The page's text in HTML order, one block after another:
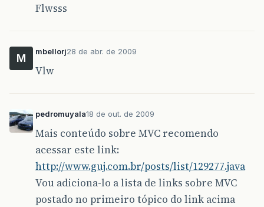
Flwsss
M
mbellorj28 de abr. de 2009
Vlw
pedromuyala18 de out. de 2009
Mais conteúdo sobre MVC recomendo
acessar este link:
http://www.guj.com.br/posts/list/129277.java
Vou adiciona-lo a lista de links sobre MVC
postado no primeiro tópico do link acima